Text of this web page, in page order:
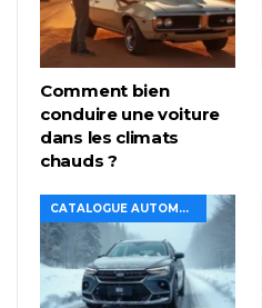
Comment bien
conduire une voiture
dans les climats
chauds ?
CATALOGUE AUTOMOBILE